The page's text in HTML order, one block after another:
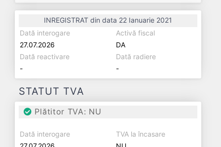
INREGISTRAT din data 22 Ianuarie 2021
Dată interogare
27.07.2026
Activă fiscal
DA
Dată reactivare
-
Dată radiere
-
STATUT TVA
Plătitor TVA: NU
Dată interogare
TVA la încasare